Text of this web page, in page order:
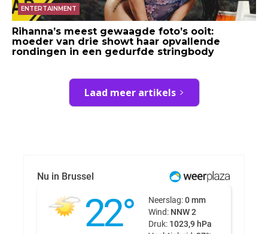
ENTERTAINMENT
Rihanna’s meest gewaagde foto’s ooit:
moeder van drie showt haar opvallende
rondingen in een gedurfde stringbody
Laad meer artikels